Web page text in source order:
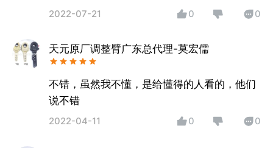
2022-07-21 0 0
天元原厂调整臂广东总代理-莫宏儒
不错，虽然我不懂，是给懂得的人看的，他们
说不错
2022-04-11 0 0